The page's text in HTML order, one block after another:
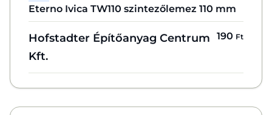
Eterno Ivica TW110 szintezőlemez 110 mm
Hofstadter Építőanyag Centrum
Kft.
190 Ft